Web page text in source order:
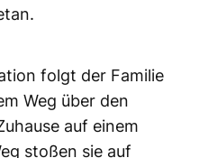
folgt der Familie
Weg über den
auf einem
stoßen sie auf